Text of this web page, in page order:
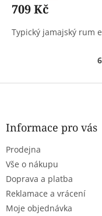
709 Kč
Typický jamajský rum
6
Z
Informace pro vás
Prodejna
Vše o nákupu
Doprava a platba
Reklamace a vrácení
Moje objednávka